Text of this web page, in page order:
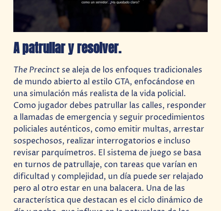
A patrullar y resolver.
The Precinct se aleja de los enfoques tradicionales
de mundo abierto al estilo GTA, enfocándose en
una simulación más realista de la vida policial.
Como jugador debes patrullar las calles, responder
a llamadas de emergencia y seguir procedimientos
policiales auténticos, como emitir multas, arrestar
sospechosos, realizar interrogatorios e incluso
revisar parquímetros. El sistema de juego se basa
en turnos de patrullaje, con tareas que varían en
dificultad y complejidad, un día puede ser relajado
pero al otro estar en una balacera. Una de las
característica que destacan es el ciclo dinámico de